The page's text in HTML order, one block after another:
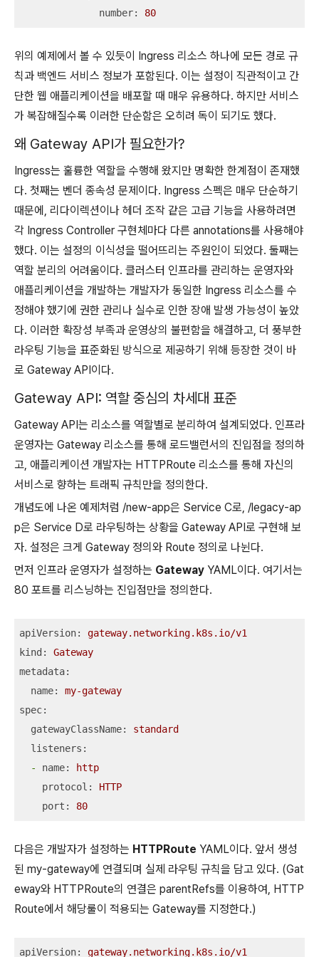
number:
80
위의 예제에서 볼 수 있듯이 Ingress 리소스 하나에 모든 경로 규
칙과 백엔드 서비스 정보가 포함된다. 이는 설정이 직관적이고 간
단한 웹 애플리케이션을 배포할 때 매우 유용하다. 하지만 서비스
가 복잡해질수록 이러한 단순함은 오히려 독이 되기도 했다.
왜 Gateway API가 필요한가?
Ingress는 훌륭한 역할을 수행해 왔지만 명확한 한계점이 존재했
다. 첫째는 벤더 종속성 문제이다. Ingress 스펙은 매우 단순하기
때문에, 리다이렉션이나 헤더 조작 같은 고급 기능을 사용하려면
각 Ingress Controller 구현체마다 다른 annotations를 사용해야
했다. 이는 설정의 이식성을 떨어뜨리는 주원인이 되었다. 둘째는
역할 분리의 어려움이다. 클러스터 인프라를 관리하는 운영자와
애플리케이션을 개발하는 개발자가 동일한 Ingress 리소스를 수
정해야 했기에 권한 관리나 실수로 인한 장애 발생 가능성이 높았
다. 이러한 확장성 부족과 운영상의 불편함을 해결하고, 더 풍부한
라우팅 기능을 표준화된 방식으로 제공하기 위해 등장한 것이 바
로 Gateway API이다.
Gateway API: 역할 중심의 차세대 표준
Gateway API는 리소스를 역할별로 분리하여 설계되었다. 인프라
운영자는 Gateway 리소스를 통해 로드밸런서의 진입점을 정의하
고, 애플리케이션 개발자는 HTTPRoute 리소스를 통해 자신의
서비스로 향하는 트래픽 규칙만을 정의한다.
개념도에 나온 예제처럼 /new-app은 Service C로, /legacy-ap
p은 Service D로 라우팅하는 상황을 Gateway API로 구현해 보
자. 설정은 크게 Gateway 정의와 Route 정의로 나뉜다.
먼저 인프라 운영자가 설정하는 Gateway YAML이다. 여기서는
80 포트를 리스닝하는 진입점만을 정의한다.
apiVersion:
gateway.networking.k8s.io/v1
kind:
Gateway
metadata:
name:
my-gateway
spec:
gatewayClassName:
standard
listeners:
-
name:
http
protocol:
HTTP
port:
80
다음은 개발자가 설정하는 HTTPRoute YAML이다. 앞서 생성
된 my-gateway에 연결되며 실제 라우팅 규칙을 담고 있다. (Gat
eway와 HTTPRoute의 연결은 parentRefs를 이용하여, HTTP
Route에서 해당룰이 적용되는 Gateway를 지정한다.)
apiVersion: gateway.networking.k8s.io/v1